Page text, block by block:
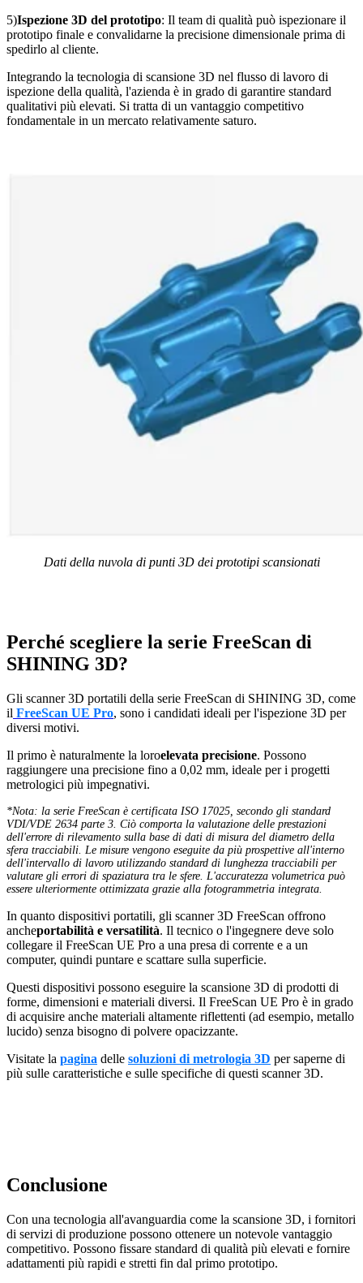
5)Ispezione 3D del prototipo: Il team di qualità può ispezionare il
prototipo finale e convalidarne la precisione dimensionale prima di
spedirlo al cliente.
Integrando la tecnologia di scansione 3D nel flusso di lavoro di
ispezione della qualità, l'azienda è in grado di garantire standard
qualitativi più elevati. Si tratta di un vantaggio competitivo
fondamentale in un mercato relativamente saturo.
Dati della nuvola di punti 3D dei prototipi scansionati
Perché scegliere la serie FreeScan di
SHINING 3D?
Gli scanner 3D portatili della serie FreeScan di SHINING 3D, come
il FreeScan UE Pro, sono i candidati ideali per l'ispezione 3D per
diversi motivi.
Il primo è naturalmente la loroelevata precisione. Possono
raggiungere una precisione fino a 0,02 mm, ideale per i progetti
metrologici più impegnativi.
*Nota: la serie FreeScan è certificata ISO 17025, secondo gli standard
VDI/VDE 2634 parte 3. Ciò comporta la valutazione delle prestazioni
dell'errore di rilevamento sulla base di dati di misura del diametro della
sfera tracciabili. Le misure vengono eseguite da più prospettive all'interno
dell'intervallo di lavoro utilizzando standard di lunghezza tracciabili per
valutare gli errori di spaziatura tra le sfere. L'accuratezza volumetrica può
essere ulteriormente ottimizzata grazie alla fotogrammetria integrata.
In quanto dispositivi portatili, gli scanner 3D FreeScan offrono
ancheportabilità e versatilità. Il tecnico o l'ingegnere deve solo
collegare il FreeScan UE Pro a una presa di corrente e a un
computer, quindi puntare e scattare sulla superficie.
Questi dispositivi possono eseguire la scansione 3D di prodotti di
forme, dimensioni e materiali diversi. Il FreeScan UE Pro è in grado
di acquisire anche materiali altamente riflettenti (ad esempio, metallo
lucido) senza bisogno di polvere opacizzante.
Visitate la pagina delle soluzioni di metrologia 3D persaperne di
più sulle caratteristiche e sulle specifiche di questi scanner 3D.
Conclusione
Con una tecnologia all'avanguardia come la scansione 3D, i fornitori
di servizi di produzione possono ottenere un notevole vantaggio
competitivo. Possono fissare standard di qualità più elevati e fornire
adattamenti più rapidi e stretti fin dal primo prototipo.